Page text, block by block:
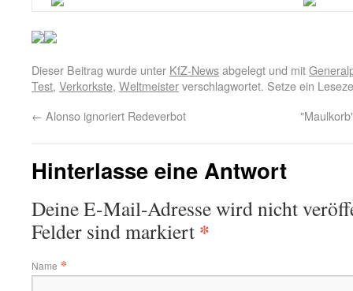
Dieser Beitrag wurde unter KfZ-Newsabgelegt und mit
Test, Verkorkste, Weltmeisterverschlagwortet. Setze ein
← Alonso ignoriert Redeverbot
Hinterlasse eine Antwort
Deine E-Mail-Adresse wird nicht
Felder sind markiert *
Name *